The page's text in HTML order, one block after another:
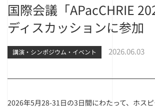
国際会議「APacCHRIE
ディスカッションに参加
講演・シンポジウム・イベント 2026.06.03
2026年5月28-31日の3日間にわたって、ホス